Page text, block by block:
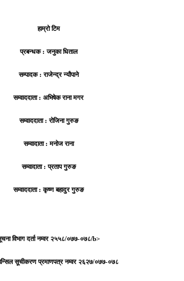
हाम्रो टिम
प्रबन्धक : जनुका धिताल
सम्पादक : राजेन्द्र न्यौपाने
सम्वाददाता : अभिषेक राना मगर
सम्वाददाता : रोजिना गुरुङ
सम्वादाता : मनोज राना
सम्वादाता : प्रताप गुरुङ
सम्वाददाता : कृष्ण बहादुर गुरुङ
विभाग दर्ता नम्वर २५५८/०७७-०७८/b>
सूचीकरण प्रमाणपत्र नम्वर २६२७/०७७-०७८